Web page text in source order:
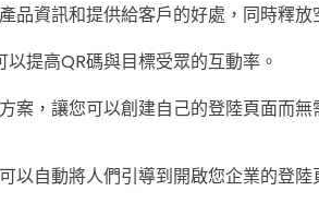
品資訊和提供給客戶的好處，同時釋
提高QR碼與目標受眾的互動率。
案，讓您可以創建自己的登陸頁面而
以自動將人們引導到開啟您企業的登陸